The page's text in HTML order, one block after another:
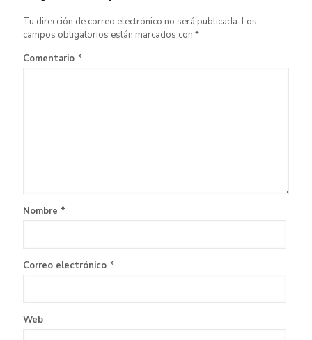
Tu dirección de correo electrónico no será publicada. Los
campos obligatorios están marcados con *
Comentario *
Nombre *
Correo electrónico *
Web